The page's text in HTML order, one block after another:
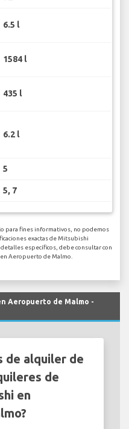
6.5 l
1584 l
435 l
6.2 l
5
5, 7
para fines informativos, no podemos
exactas de Mitsubishi
específicos, debe consultar con
Aeropuerto de Malmo.
Aeropuerto de Malmo -
de alquiler de
de
en